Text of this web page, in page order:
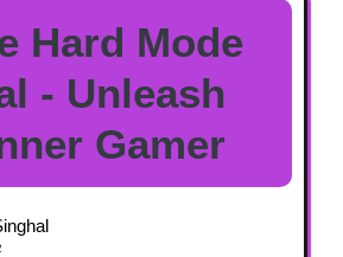
Hard Mode
- Unleash
Gamer